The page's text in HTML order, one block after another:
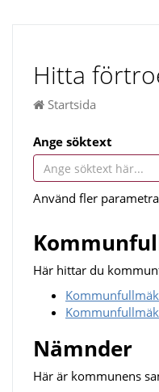
Hitta
Startsida
Ange söktext
Använd fler
Här hittar du
Nämnder
Här är kommunens